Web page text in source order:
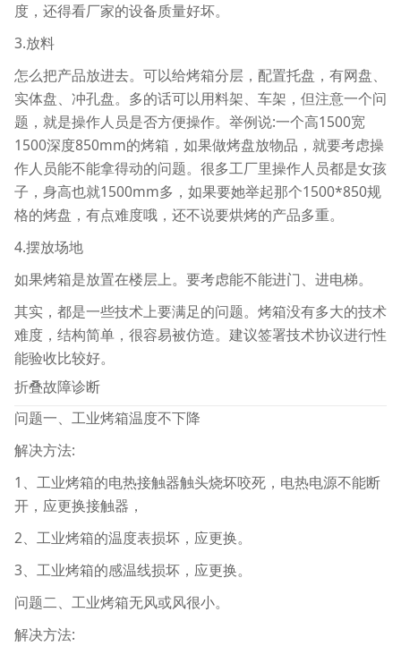
度，还得看厂家的设备质量好坏。
3.放料
怎么把产品放进去。可以给烤箱分层，配置托盘，有网盘、
实体盘、冲孔盘。多的话可以用料架、车架，但注意一个问
题，就是操作人员是否方便操作。举例说:一个高1500宽
1500深度850mm的烤箱，如果做烤盘放物品，就要考虑操
作人员能不能拿得动的问题。很多工厂里操作人员都是女孩
子，身高也就1500mm多，如果要她举起那个1500*850规
格的烤盘，有点难度哦，还不说要烘烤的产品多重。
4.摆放场地
如果烤箱是放置在楼层上。要考虑能不能进门、进电梯。
其实，都是一些技术上要满足的问题。烤箱没有多大的技术
难度，结构简单，很容易被仿造。建议签署技术协议进行性
能验收比较好。
折叠故障诊断
问题一、工业烤箱温度不下降
解决方法:
1、工业烤箱的电热接触器触头烧坏咬死，电热电源不能断
开，应更换接触器，
2、工业烤箱的温度表损坏，应更换。
3、工业烤箱的感温线损坏，应更换。
问题二、工业烤箱无风或风很小。
解决方法: